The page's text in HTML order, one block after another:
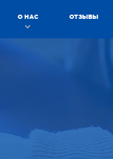
О НАС ОТЗЫВЫ